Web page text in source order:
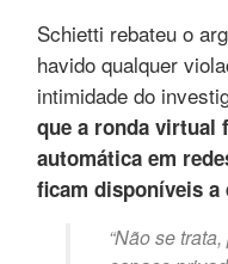
Schietti rebateu o
havido qualquer
intimidade do
que a ronda virtual
automática em
ficam disponíveis a
“Não se